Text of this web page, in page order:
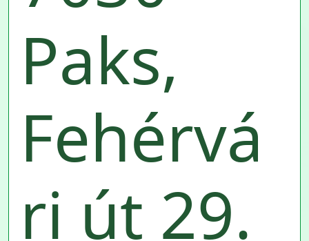
Paks,
Fehérvá
ri út 29.